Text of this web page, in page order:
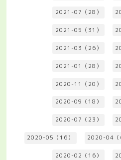
2021-07（28）
2021-05（31）
2021-03（26）
2021-01（28）
2020-11（20）
2020-09（18）
2020-07（23）
2020-05（16） 2020-04（
2020-02（16）